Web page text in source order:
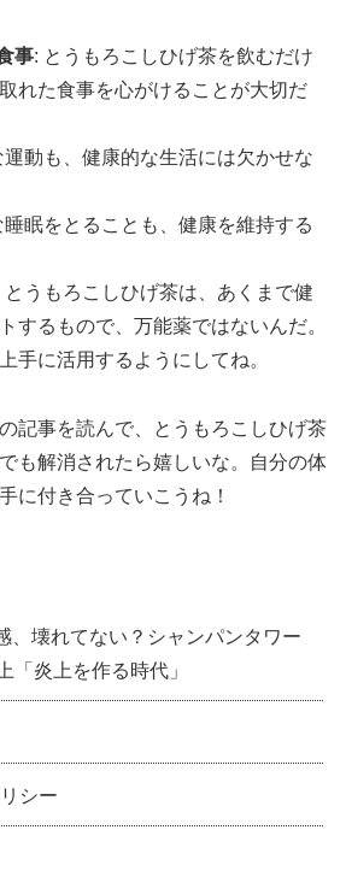
事: とうもろこしひげ茶を飲むだけ
れた食事を心がけることが大切だ
運動も、健康的な生活には欠かせな
睡眠をとることも、健康を維持する
とうもろこしひげ茶は、あくまで健
するもので、万能薬ではないんだ。
手に活用するようにしてね。
記事を読んで、とうもろこしひげ茶
も解消されたら嬉しいな。自分の体
に付き合っていこうね！
、壊れてない？シャンパンタワー
炎上を作る時代」
シー